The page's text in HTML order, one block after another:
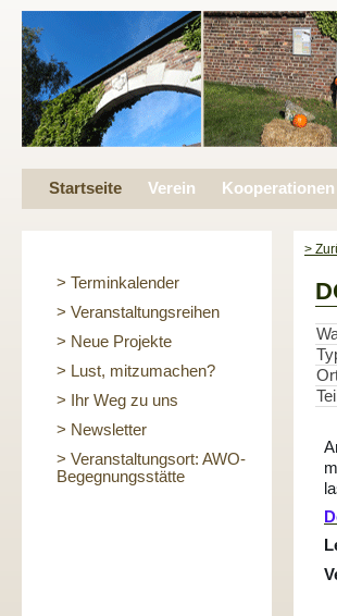
Startseite Verein Kooperationen
> Terminkalender
> Veranstaltungsreihen
> Neue Projekte
> Lust, mitzumachen?
> Ihr Weg zu uns
> Newsletter
> Veranstaltungsort: AWO-
Begegnungsstätte
>